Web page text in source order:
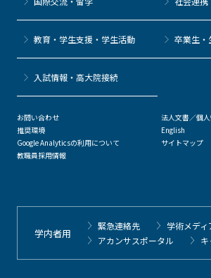
教育・学生支援・学生活動 卒業生・
⼊試情報・高大院接続
お問い合わせ
推奨環境
Google Analyticsの利用について
教職員採用情報
法人文書／個
English
サイトマップ
学内者用
緊急連絡先
学術メデ
アカンサスポータル